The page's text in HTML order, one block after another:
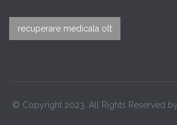
recuperare medicala olt
© Copyright 2023. All Rights Reserved by